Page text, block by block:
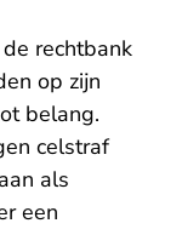
rechtbank
op zijn
belang.
celstraf
als
een